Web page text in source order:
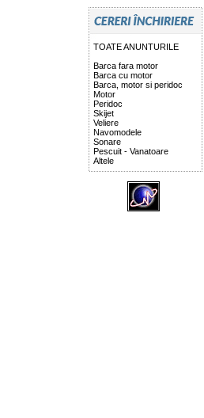
TOATE ANUNTURILE
Barca fara motor
Barca cu motor
Barca, motor si peridoc
Motor
Peridoc
Skijet
Veliere
Navomodele
Sonare
Pescuit - Vanatoare
Altele